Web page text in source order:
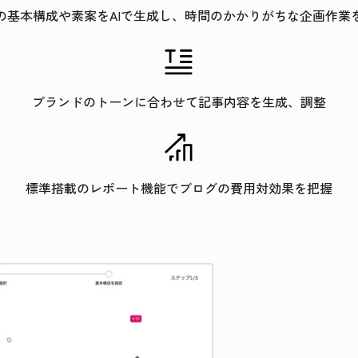
基本構成や素案をAIで生成し、時間のかかりがちな企画作業
ブランドのトーンに合わせて記事内容を生成、調整
標準搭載のレポート機能でブログの費用対効果を把握